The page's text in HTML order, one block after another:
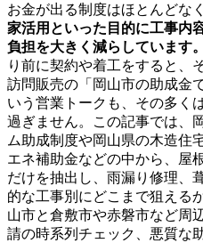
お金が出る制度はほとんどなく
家活用といった目的に工事内
負担を大きく減らしています。
り前に契約や着工をすると、
訪問販売の「岡山市の助成金
いう営業トークも、その多く
過ぎません。この記事では、
ム助成制度や岡山県の木造住
エネ補助金などの中から、屋
だけを抽出し、雨漏り修理、
的な工事別にどこまで狙える
山市と倉敷市や赤磐市など周
請の時系列チェック、悪質な